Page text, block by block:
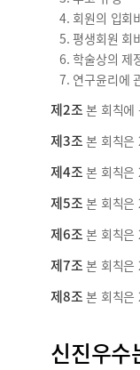
4. 회원의 입회
5. 평생회원 회
6. 학술상의 제
7. 연구윤리에
제2조 본 회칙에
제3조 본 회칙은
제4조 본 회칙은
제5조 본 회칙은
제6조 본 회칙은
제7조 본 회칙은
제8조 본 회칙은
신진우수